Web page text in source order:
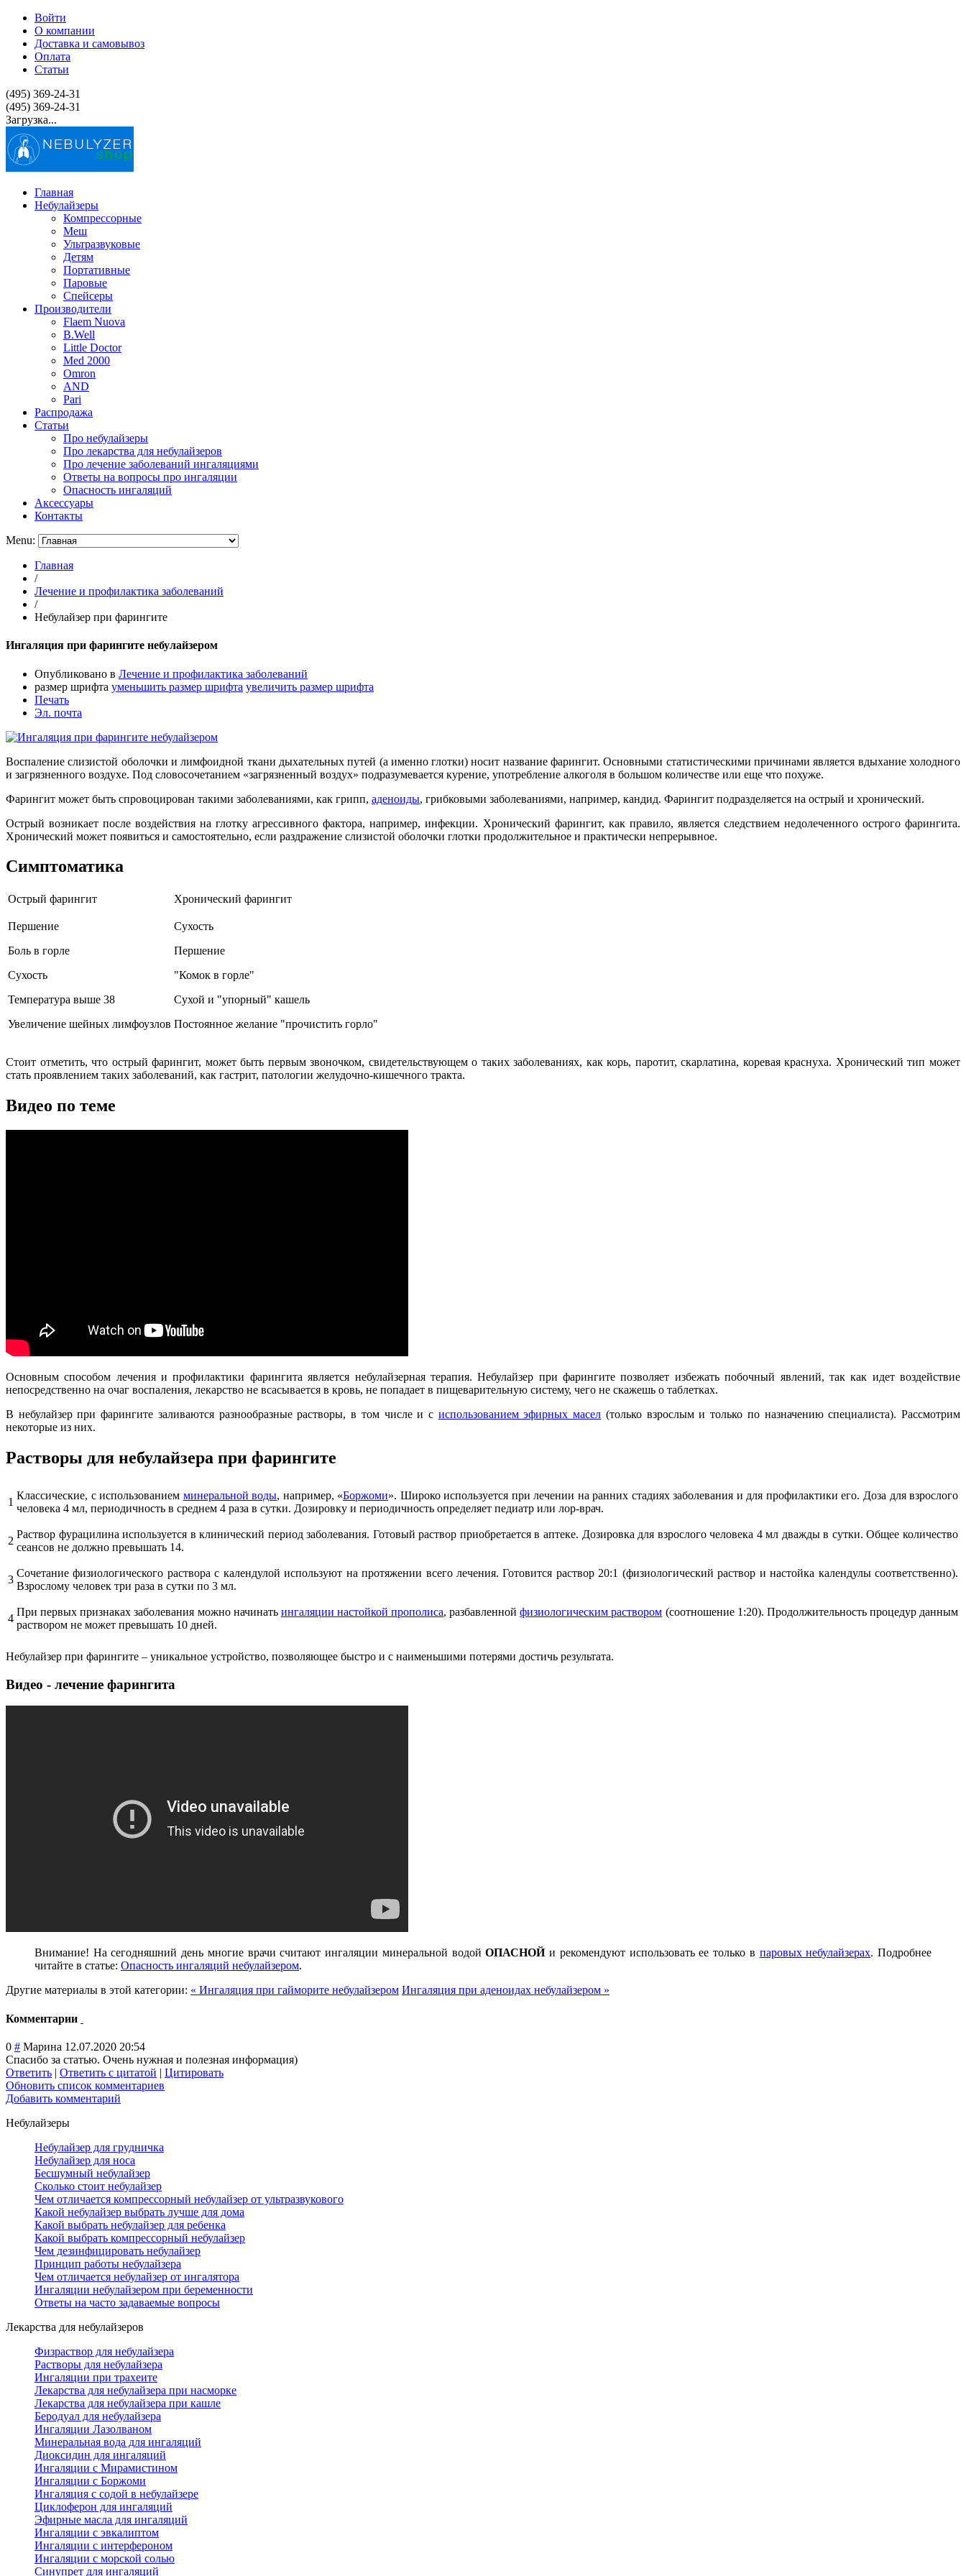
Войти
О компании
Доставка и самовывоз
Оплата
Статьи
(495) 369-24-31
(495) 369-24-31
Загрузка...
Главная
Небулайзеры
Компрессорные
Меш
Ультразвуковые
Детям
Портативные
Паровые
Спейсеры
Производители
Flaem Nuova
B.Well
Little Doctor
Med 2000
Omron
AND
Pari
Распродажа
Статьи
Про небулайзеры
Про лекарства для небулайзеров
Про лечение заболеваний ингаляциями
Ответы на вопросы про ингаляции
Опасность ингаляций
Аксессуары
Контакты
Menu:
Главная
/
Лечение и профилактика заболеваний
/
Небулайзер при фарингите
Ингаляция при фарингите небулайзером
Опубликовано в Лечение и профилактика заболеваний
размер шрифта уменьшить размер шрифта увеличить размер шрифта
Печать
Эл. почта
Воспаление слизистой оболочки и лимфоидной ткани дыхательных путей (а именно глотки) носит название фарингит. Основными статистическими причинами является вдыхание холодного
и загрязненного воздухе. Под словосочетанием «загрязненный воздух» подразумевается курение, употребление алкоголя в большом количестве или еще что похуже.
Фарингит может быть спровоцирован такими заболеваниями, как грипп, аденоиды, грибковыми заболеваниями, например, кандид. Фарингит подразделяется на острый и хронический.
Острый возникает после воздействия на глотку агрессивного фактора, например, инфекции. Хронический фарингит, как правило, является следствием недолеченного острого фарингита.
Хронический может появиться и самостоятельно, если раздражение слизистой оболочки глотки продолжительное и практически непрерывное.
Симптоматика
Острый фарингит Хронический фарингит
Першение
Боль в горле
Сухость
Температура выше 38
Увеличение шейных лимфоузлов
Сухость
Першение
"Комок в горле"
Сухой и "упорный" кашель
Постоянное желание "прочистить горло"
Стоит отметить, что острый фарингит, может быть первым звоночком, свидетельствующем о таких заболеваниях, как корь, паротит, скарлатина, коревая краснуха. Хронический тип может
стать проявлением таких заболеваний, как гастрит, патологии желудочно-кишечного тракта.
Видео по теме
Основным способом лечения и профилактики фарингита является небулайзерная терапия. Небулайзер при фарингите позволяет избежать побочный явлений, так как идет воздействие
непосредственно на очаг воспаления, лекарство не всасывается в кровь, не попадает в пищеварительную систему, чего не скажешь о таблетках.
В небулайзер при фарингите заливаются разнообразные растворы, в том числе и с использованием эфирных масел (только взрослым и только по назначению специалиста). Рассмотрим
некоторые из них.
Растворы для небулайзера при фарингите
1
Классические, с использованием минеральной воды, например, «Боржоми». Широко используется при лечении на ранних стадиях заболевания и для профилактики его. Доза для взрослого
человека 4 мл, периодичность в среднем 4 раза в сутки. Дозировку и периодичность определяет педиатр или лор-врач.
2
Раствор фурацилина используется в клинический период заболевания. Готовый раствор приобретается в аптеке. Дозировка для взрослого человека 4 мл дважды в сутки. Общее количество
сеансов не должно превышать 14.
3
Сочетание физиологического раствора с календулой используют на протяжении всего лечения. Готовится раствор 20:1 (физиологический раствор и настойка календулы соответственно).
Взрослому человек три раза в сутки по 3 мл.
4
При первых признаках заболевания можно начинать ингаляции настойкой прополиса, разбавленнойфизиологическим раствором (соотношение 1:20). Продолжительность процедур данным
раствором не может превышать 10 дней.
Небулайзер при фарингите – уникальное устройство, позволяющее быстро и с наименьшими потерями достичь результата.
Видео - лечение фарингита
Внимание! На сегодняшний день многие врачи считают ингаляции минеральной водойОПАСНОЙи рекомендуют использовать ее только в паровых небулайзерах. Подробнее
читайте в статье: Опасность ингаляций небулайзером.
Другие материалы в этой категории: « Ингаляция при гайморите небулайзером Ингаляция при аденоидах небулайзером »
Комментарии
0 # Марина 12.07.2020 20:54
Спасибо за статью. Очень нужная и полезная информация)
Ответить | Ответить с цитатой | Цитировать
Обновить список комментариев
Добавить комментарий
Небулайзеры
Небулайзер для грудничка
Небулайзер для носа
Бесшумный небулайзер
Сколько стоит небулайзер
Чем отличается компрессорный небулайзер от ультразвукового
Какой небулайзер выбрать лучше для дома
Какой выбрать небулайзер для ребенка
Какой выбрать компрессорный небулайзер
Чем дезинфицировать небулайзер
Принцип работы небулайзера
Чем отличается небулайзер от ингалятора
Ингаляции небулайзером при беременности
Ответы на часто задаваемые вопросы
Лекарства для небулайзеров
Физраствор для небулайзера
Растворы для небулайзера
Ингаляции при трахеите
Лекарства для небулайзера при насморке
Лекарства для небулайзера при кашле
Беродуал для небулайзера
Ингаляции Лазолваном
Минеральная вода для ингаляций
Диоксидин для ингаляций
Ингаляции с Мирамистином
Ингаляции с Боржоми
Ингаляция с содой в небулайзере
Циклоферон для ингаляций
Эфирные масла для ингаляций
Ингаляции с эвкалиптом
Ингаляции с интерфероном
Ингаляции с морской солью
Синупрет для ингаляций